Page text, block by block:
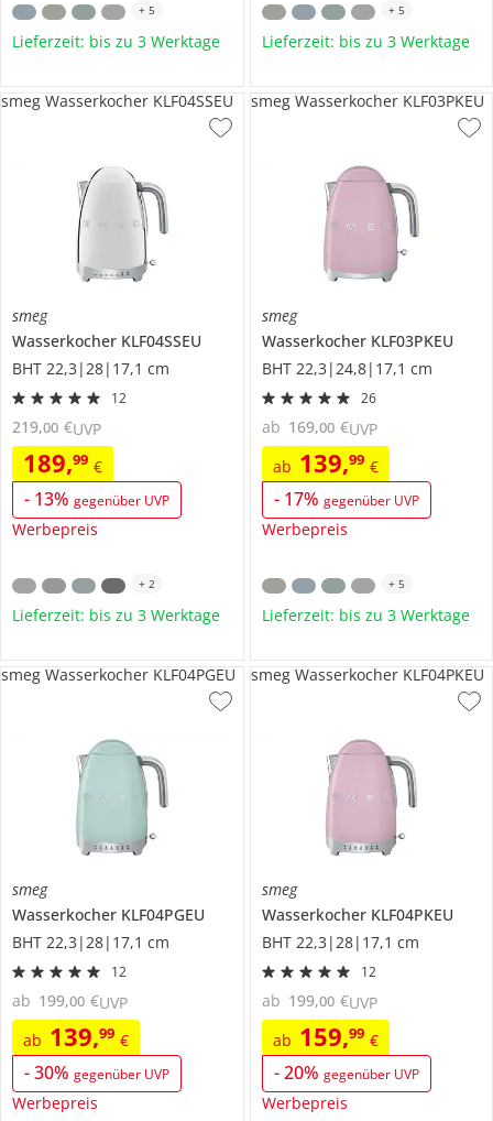
+ 5
Lieferzeit: bis zu 3 Werktage
+ 5
Lieferzeit: bis zu 3 Werktage
smeg
Wasserkocher KLF04SSEU
BHT 22,3|28|17,1 cm
12
189,99 €
- 13% gegenüber UVP
Werbepreis
219,00 €UVP
smeg Wasserkocher KLF04SSEU
+ 2
Lieferzeit: bis zu 3 Werktage
smeg
Wasserkocher KLF03PKEU
BHT 22,3|24,8|17,1 cm
26
ab 139,99 €
- 17% gegenüber UVP
Werbepreis
ab 169,00 €UVP
smeg Wasserkocher KLF03PKEU
+ 5
Lieferzeit: bis zu 3 Werktage
smeg
Wasserkocher KLF04PGEU
BHT 22,3|28|17,1 cm
12
ab 139,99 €
-30% gegenüber UVP
Werbepreis
ab 199,00 €UVP
smeg Wasserkocher KLF04PGEU
smeg
Wasserkocher KLF04PKEU
BHT 22,3|28|17,1 cm
12
ab 159,99 €
-20% gegenüber UVP
Werbepreis
ab 199,00 €UVP
smeg Wasserkocher KLF04PKEU